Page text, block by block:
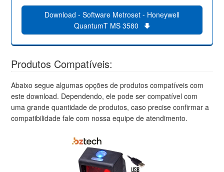
Download - Software Metroset - Honeywell
QuantumT MS 3580
Produtos Compatíveis:
Abaixo segue algumas opções de produtos compatíveis com
este download. Dependendo, ele pode ser compatível com
uma grande quantidade de produtos, caso precise confirmar a
compatibilidade fale com nossa equipe de atendimento.